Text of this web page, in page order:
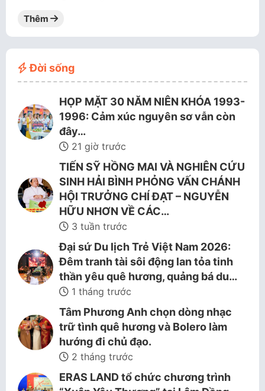
Thêm
Đời sống
HỌP MẶT 30 NĂM NIÊN KHÓA 1993-
1996: Cảm xúc nguyên sơ vẫn còn
đây…
21 giờ trước
TIẾN SỸ HỒNG MAI VÀ NGHIÊN CỨU
SINH HẢI BÌNH PHỎNG VẤN CHÁNH
HỘI TRƯỞNG CHÍ ĐẠT – NGUYỄN
HỮU NHƠN VỀ CÁC…
3 tuần trước
Đại sứ Du lịch Trẻ Việt Nam 2026:
Đêm tranh tài sôi động lan tỏa tinh
thần yêu quê hương, quảng bá du…
1 tháng trước
Tâm Phương Anh chọn dòng nhạc
trữ tình quê hương và Bolero làm
hướng đi chủ đạo.
2 tháng trước
ERAS LAND tổ chức chương trình